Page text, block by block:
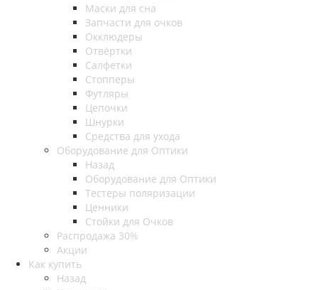
Маски для сна
Запчасти для очков
Окклюдеры
Отвёртки
Салфетки
Стопперы
Футляры
Цепочки
Шнурки
Средства для ухода
Оборудование для Оптики
Назад
Оборудование для Оптики
Тестеры поляризации
Ценники
Стойки для Очков
Распродажа 30%
Акции
Как купить
Назад